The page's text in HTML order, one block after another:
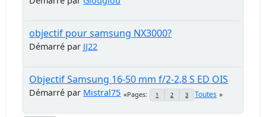
objectif pour samsung NX3000?
Démarré par JJ22
Objectif Samsung 16-50 mm f/2-2,8 S ED OIS
Démarré par Mistral75 Pages 1 2 3 Toutes